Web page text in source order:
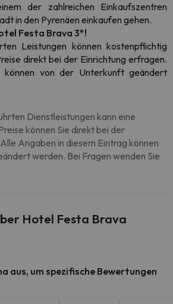
der zahlreichen Einkaufszentren
in den Pyrenäen einkaufen gehen.
Festa Brava 3*!
Leistungen können kostenpflichtig
direkt bei der Einrichtung erfragen.
können von der Unterkunft geändert
Dienstleistungen kann eine
können Sie direkt bei der
Angaben in diesem Eintrag können
werden. Bei Fragen wenden Sie
Hotel Festa Brava
aus, um spezifische Bewertungen